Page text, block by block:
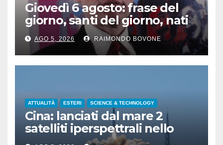
Giovedì 6 agosto: frase del
giorno, santi del giorno, nati
famosi, accadde oggi
AGO 5, 2026 RAIMONDO BOVONE
ATTUALITÀ ESTERI SCIENCE & TECHNOLOGY
Cina: lanciati dal mare 2
satelliti iperspettrali nello
Shandong